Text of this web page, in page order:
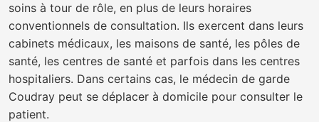
soins à tour de rôle, en plus de leurs horaires
conventionnels de consultation. Ils exercent dans leurs
cabinets médicaux, les maisons de santé, les pôles de
santé, les centres de santé et parfois dans les centres
hospitaliers. Dans certains cas, le médecin de garde
Coudray peut se déplacer à domicile pour consulter le
patient.